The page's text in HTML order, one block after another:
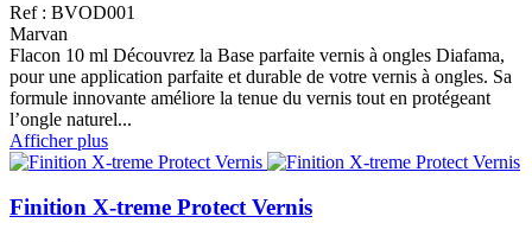
Ref : BVOD001
Marvan
Flacon 10 ml Découvrez la Base parfaite vernis à ongles Diafama,
pour une application parfaite et durable de votre vernis à ongles. Sa
formule innovante améliore la tenue du vernis tout en protégeant
l’ongle naturel...
Afficher plus
Finition X-treme Protect Vernis